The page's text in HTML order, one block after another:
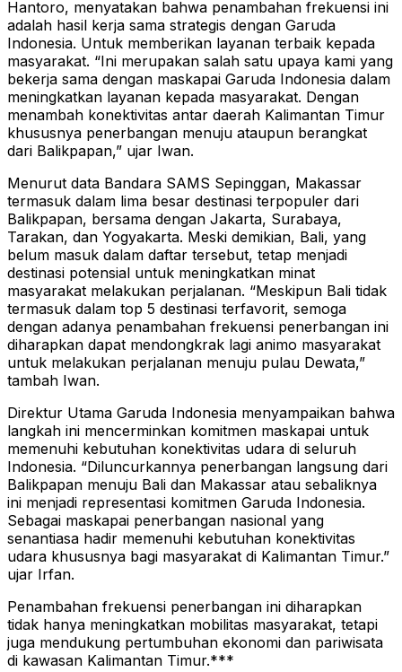
Hantoro, menyatakan bahwa penambahan frekuensi ini
adalah hasil kerja sama strategis dengan Garuda
Indonesia. Untuk memberikan layanan terbaik kepada
masyarakat. “Ini merupakan salah satu upaya kami yang
bekerja sama dengan maskapai Garuda Indonesia dalam
meningkatkan layanan kepada masyarakat. Dengan
menambah konektivitas antar daerah Kalimantan Timur
khususnya penerbangan menuju ataupun berangkat
dari Balikpapan,” ujar Iwan.
Menurut data Bandara SAMS Sepinggan, Makassar
termasuk dalam lima besar destinasi terpopuler dari
Balikpapan, bersama dengan Jakarta, Surabaya,
Tarakan, dan Yogyakarta. Meski demikian, Bali, yang
belum masuk dalam daftar tersebut, tetap menjadi
destinasi potensial untuk meningkatkan minat
masyarakat melakukan perjalanan. “Meskipun Bali tidak
termasuk dalam top 5 destinasi terfavorit, semoga
dengan adanya penambahan frekuensi penerbangan ini
diharapkan dapat mendongkrak lagi animo masyarakat
untuk melakukan perjalanan menuju pulau Dewata,”
tambah Iwan.
Direktur Utama Garuda Indonesia menyampaikan bahwa
langkah ini mencerminkan komitmen maskapai untuk
memenuhi kebutuhan konektivitas udara di seluruh
Indonesia. “Diluncurkannya penerbangan langsung dari
Balikpapan menuju Bali dan Makassar atau sebaliknya
ini menjadi representasi komitmen Garuda Indonesia.
Sebagai maskapai penerbangan nasional yang
senantiasa hadir memenuhi kebutuhan konektivitas
udara khususnya bagi masyarakat di Kalimantan Timur.”
ujar Irfan.
Penambahan frekuensi penerbangan ini diharapkan
tidak hanya meningkatkan mobilitas masyarakat, tetapi
juga mendukung pertumbuhan ekonomi dan pariwisata
di kawasan Kalimantan Timur.***